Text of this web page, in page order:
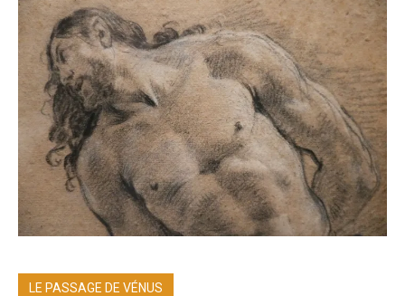
LE PASSAGE DE VÉNUS